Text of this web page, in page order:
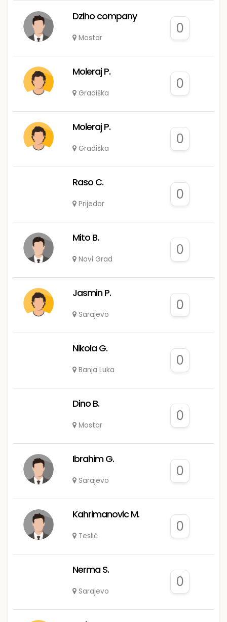
Dziho company
Mostar
0
Moleraj P.
Gradiška
0
Moleraj P.
Gradiška
0
Raso C.
Prijedor
0
Mito B.
Novi Grad
0
Jasmin P.
Sarajevo
0
Nikola G.
Banja Luka
0
Dino B.
Mostar
0
Ibrahim G.
Sarajevo
0
Kahrimanovic M.
Teslić
0
Nerma S.
Sarajevo
0